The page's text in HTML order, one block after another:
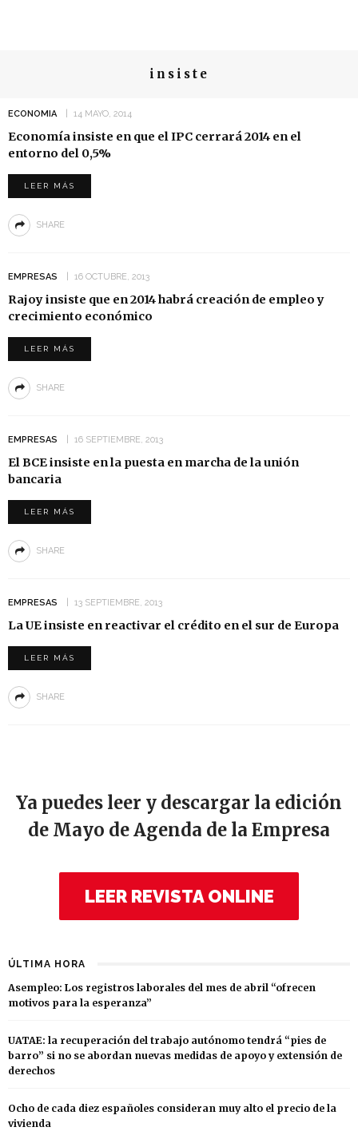
insiste
ECONOMIA 14 MAYO, 2014
Economía insiste en que el IPC cerrará 2014 en el
entorno del 0,5%
LEER MÁS
SHARE
EMPRESAS 16 OCTUBRE, 2013
Rajoy insiste que en 2014 habrá creación de empleo y
crecimiento económico
LEER MÁS
SHARE
EMPRESAS 16 SEPTIEMBRE, 2013
El BCE insiste en la puesta en marcha de la unión
bancaria
LEER MÁS
SHARE
EMPRESAS 13 SEPTIEMBRE, 2013
La UE insiste en reactivar el crédito en el sur de Europa
LEER MÁS
SHARE
Ya puedes leer y descargar la edición
de Mayo de Agenda de la Empresa
LEER REVISTA ONLINE
ÚLTIMA HORA
Asempleo: Los registros laborales del mes de abril “ofrecen
motivos para la esperanza”
UATAE: la recuperación del trabajo autónomo tendrá “pies de
barro” si no se abordan nuevas medidas de apoyo y extensión de
derechos
Ocho de cada diez españoles consideran muy alto el precio de la
vivienda